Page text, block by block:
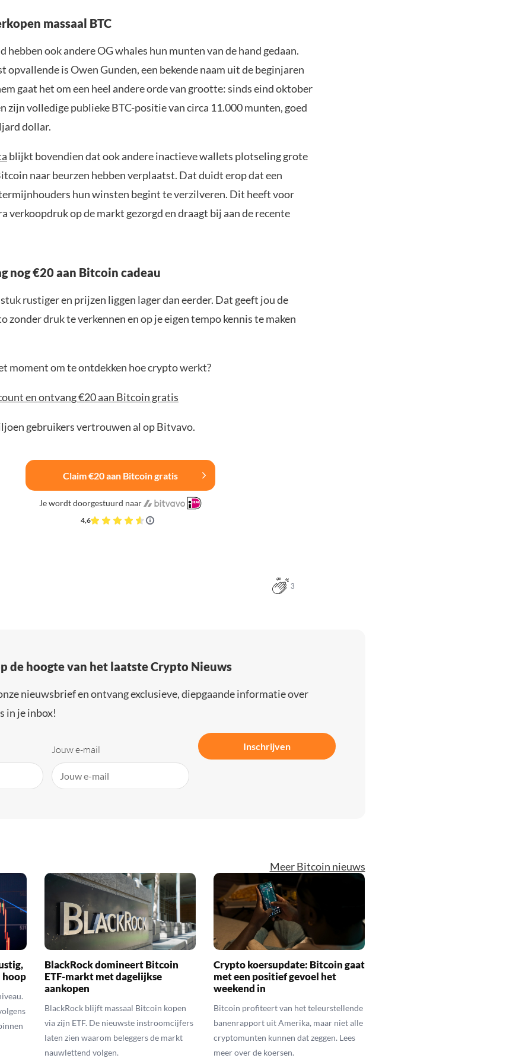
massaal BTC
hebben ook andere OG whales hun munten van de hand gedaan.
opvallende is Owen Gunden, een bekende naam uit de beginjaren
gaat het om een heel andere orde van grootte: sinds eind oktober
zijn volledige publieke BTC-positie van circa 11.000 munten, goed
dollar.
blijkt bovendien dat ook andere inactieve wallets plotseling grote
naar beurzen hebben verplaatst. Dat duidt erop dat een
hun winsten begint te verzilveren. Dit heeft voor
verkoopdruk op de markt gezorgd en draagt bij aan de recente
nog €20 aan Bitcoin cadeau
rustiger en prijzen liggen lager dan eerder. Dat geeft jou de
zonder druk te verkennen en op je eigen tempo kennis te maken
moment om te ontdekken hoe crypto werkt?
en ontvang €20 aan Bitcoin gratis
gebruikers vertrouwen al op Bitvavo.
Claim €20 aan Bitcoin gratis
Je wordt doorgestuurd naar
4,6
3
de hoogte van het laatste Crypto Nieuws
nieuwsbrief en ontvang exclusieve, diepgaande informatie over
in je inbox!
Jouw e-mail Inschrijven
Meer Bitcoin nieuws
hoop
BlackRock domineert Bitcoin
ETF-markt met dagelijkse
aankopen
BlackRock blijft massaal Bitcoin kopen
via zijn ETF. De nieuwste instroomcijfers
laten zien waarom beleggers de markt
nauwlettend volgen.
Crypto koersupdate: Bitcoin gaat
met een positief gevoel het
weekend in
Bitcoin profiteert van het teleurstellende
banenrapport uit Amerika, maar niet alle
cryptomunten kunnen dat zeggen. Lees
meer over de koersen.